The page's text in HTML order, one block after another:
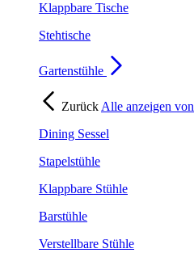
Klappbare Tische
Stehtische
Gartenstühle
Zurück Alle anzeigen von
Dining Sessel
Stapelstühle
Klappbare Stühle
Barstühle
Verstellbare Stühle